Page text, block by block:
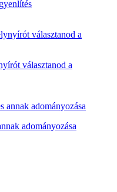
választanod a
adományozása